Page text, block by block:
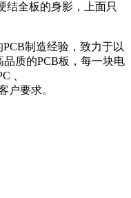
结全板的身影，上面只
制造经验，致力于以
质的PCB板，每一块电
、
户要求。